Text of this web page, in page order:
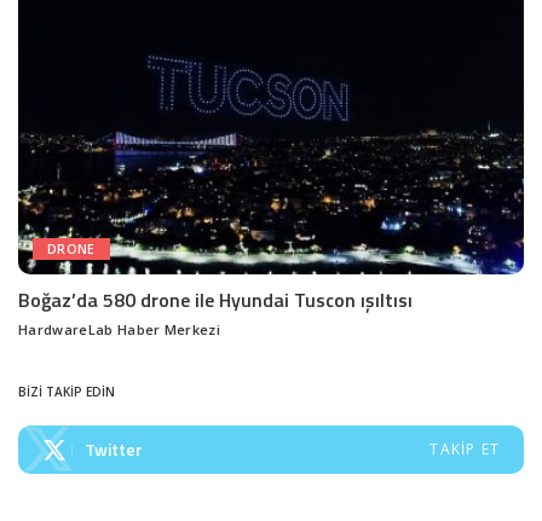
DRONE
Boğaz’da 580 drone ile Hyundai Tuscon ışıltısı
Posted
HardwareLab Haber Merkezi
BİZİ TAKİP EDİN
Twitter TAKIP ET